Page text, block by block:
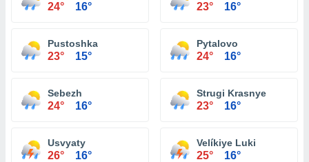
24° 16° 23° 16°
Pustoshka
23° 15°
Pytalovo
24° 16°
Sebezh
24° 16°
Strugi Krasnye
23° 16°
Usvyaty
26° 16°
Velíkiye Luki
25° 16°